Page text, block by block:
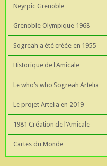
Neyrpic Grenoble
Grenoble Olympique 1968
Sogreah a été créée en 1955
Historique de l'Amicale
Le who’s who Sogreah Artelia
Le projet Artelia en 2019
1981 Création de l'Amicale
Cartes du Monde